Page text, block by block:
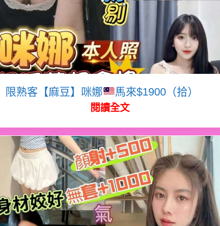
限熟客【麻豆】咪娜 馬來$1900（拾）
閱讀全文